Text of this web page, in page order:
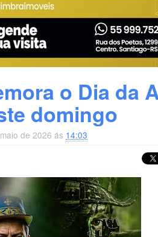
o Dia da
domingo
de 2026 ás 14:03